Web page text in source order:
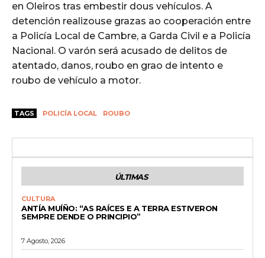
en Oleiros tras embestir dous vehículos. A
detención realizouse grazas ao cooperación entre
a Policía Local de Cambre, a Garda Civil e a Policía
Nacional. O varón será acusado de delitos de
atentado, danos, roubo en grao de intento e
roubo de vehículo a motor.
TAGS POLICÍA LOCAL ROUBO
ÚLTIMAS
CULTURA
ANTÍA MUÍÑO: “AS RAÍCES E A TERRA ESTIVERON
SEMPRE DENDE O PRINCIPIO”
7 Agosto, 2026